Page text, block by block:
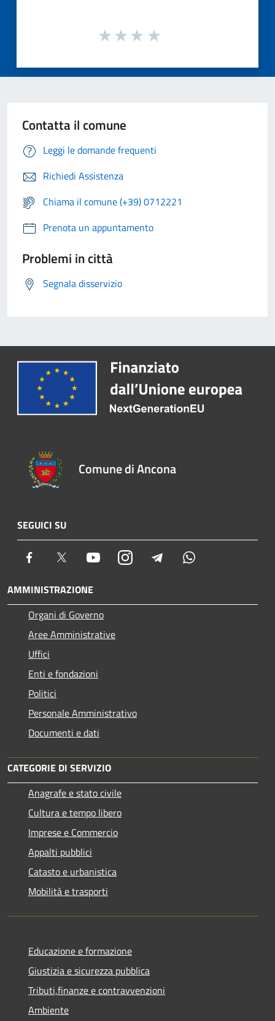
Contatta il comune
Leggi le domande frequenti
Richiedi Assistenza
Chiama il comune (+39) 0712221
Prenota un appuntamento
Problemi in città
Segnala disservizio
Comune di Ancona
SEGUICI SU
Facebook Twitter YoutubeInstagram Telegram
AMMINISTRAZIONE
Organi di Governo
Aree Amministrative
Uffici
Enti e fondazioni
Politici
Personale Amministrativo
Documenti e dati
CATEGORIE DI SERVIZIO
Anagrafe e stato civile
Cultura e tempo libero
Imprese e Commercio
Appalti pubblici
Catasto e urbanistica
Mobilità e trasporti
Educazione e formazione
Giustizia e sicurezza pubblica
Tributi,finanze e contravvenzioni
Ambiente